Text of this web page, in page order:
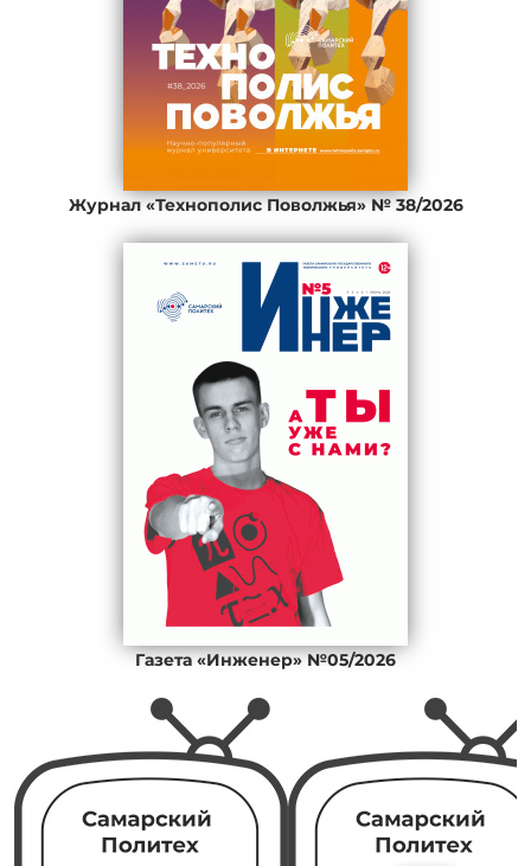
Журнал «Технополис Поволжья» № 38/2026
Газета «Инженер» №05/2026